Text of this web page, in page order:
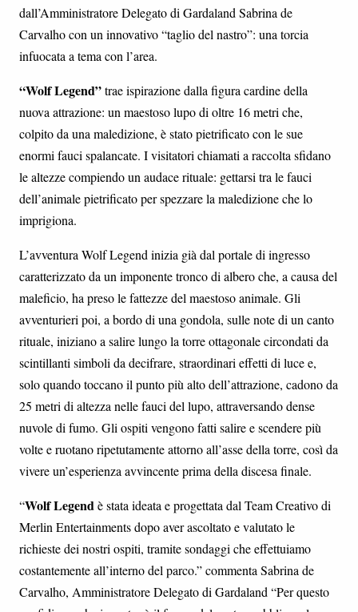
dall’Amministratore Delegato di Gardaland Sabrina de
Carvalho con un innovativo “taglio del nastro”: una torcia
infuocata a tema con l’area.
“Wolf Legend”trae ispirazione dalla figura cardine della
nuova attrazione: un maestoso lupo di oltre 16 metri che,
colpito da una maledizione, è stato pietrificato con le sue
enormi fauci spalancate. I visitatori chiamati a raccolta sfidano
le altezze compiendo un audace rituale: gettarsi tra le fauci
dell’animale pietrificato per spezzare la maledizione che lo
imprigiona.
L’avventura Wolf Legend inizia già dal portale di ingresso
caratterizzato da un imponente tronco di albero che, a causa del
maleficio, ha preso le fattezze del maestoso animale. Gli
avventurieri poi, a bordo di una gondola, sulle note di un canto
rituale, iniziano a salire lungo la torre ottagonale circondati da
scintillanti simboli da decifrare, straordinari effetti di luce e,
solo quando toccano il punto più alto dell’attrazione, cadono da
25 metri di altezza nelle fauci del lupo, attraversando dense
nuvole di fumo. Gli ospiti vengono fatti salire e scendere più
volte e ruotano ripetutamente attorno all’asse della torre, così da
vivere un’esperienza avvincente prima della discesa finale.
“Wolf Legendè stata ideata e progettata dal Team Creativo di
Merlin Entertainments dopo aver ascoltato e valutato le
richieste dei nostri ospiti, tramite sondaggi che effettuiamo
costantemente all’interno del parco.” commenta Sabrina de
Carvalho, Amministratore Delegato di Gardaland “Per questo